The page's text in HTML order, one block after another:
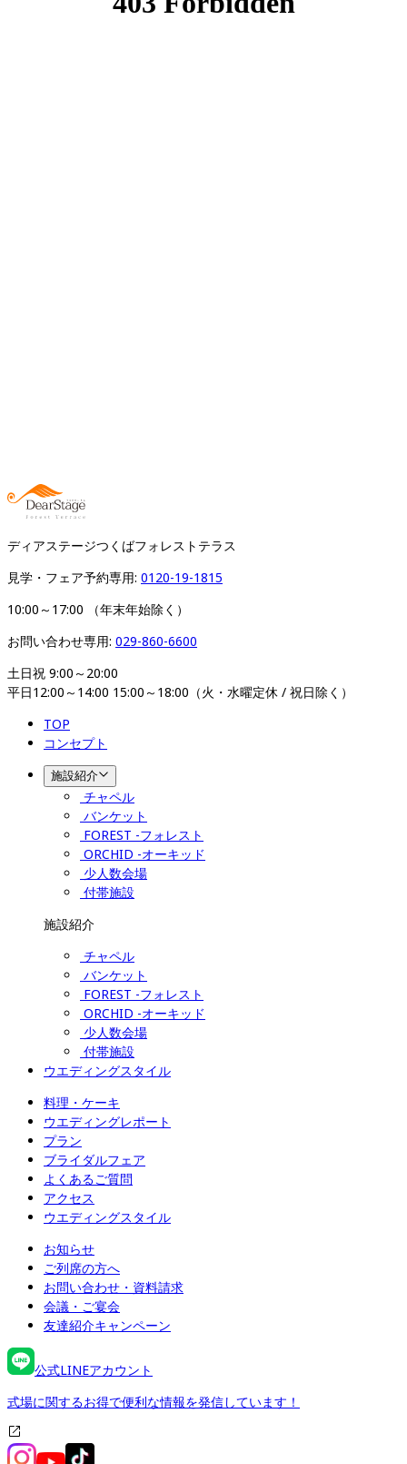
ディアステージつくばフォレストテラス
見学・フェア予約専用: 0120-19-1815
10:00～17:00 （年末年始除く）
お問い合わせ専用: 029-860-6600
土日祝 9:00～20:00
平日12:00～14:00 15:00～18:00（火・水曜定休 / 祝日除く）
TOP
コンセプト
施設紹介
チャペル
バンケット
FOREST -フォレスト
ORCHID -オーキッド
少人数会場
付帯施設
施設紹介
チャペル
バンケット
FOREST -フォレスト
ORCHID -オーキッド
少人数会場
付帯施設
ウエディングスタイル
料理・ケーキ
ウエディングレポート
プラン
ブライダルフェア
よくあるご質問
アクセス
ウエディングスタイル
お知らせ
ご列席の方へ
お問い合わせ・資料請求
会議・ご宴会
友達紹介キャンペーン
公式LINEアカウント
式場に関するお得で便利な情報を発信しています！